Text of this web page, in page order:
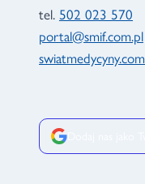
tel. 502 023 570
portal@smif.com.pl
swiatmedycyny.com